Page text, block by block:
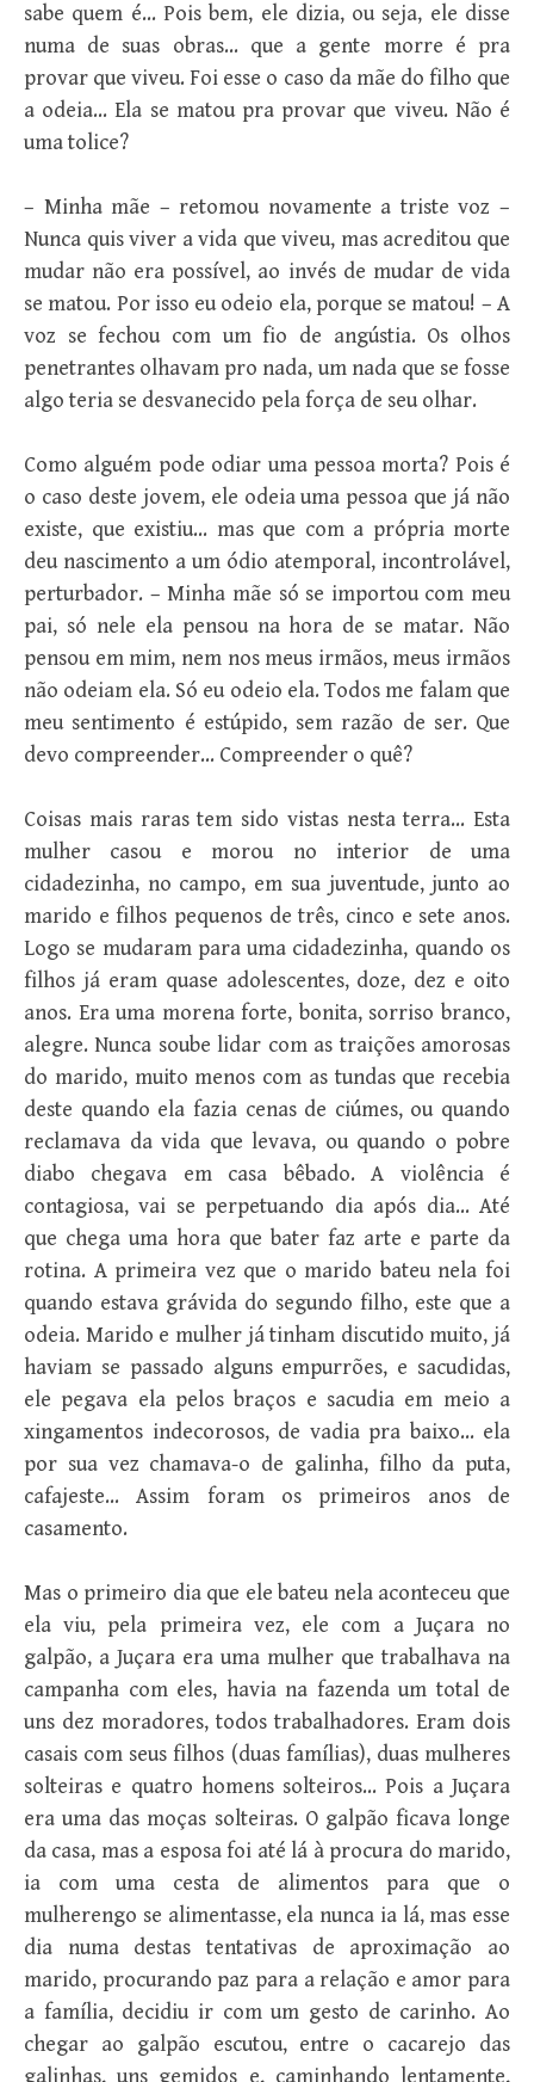
sabe quem é… Pois bem, ele dizia, ou seja, ele disse
numa de suas obras… que a gente morre é pra
provar que viveu. Foi esse o caso da mãe do filho que
a odeia… Ela se matou pra provar que viveu. Não é
uma tolice?
– Minha mãe – retomou novamente a triste voz –
Nunca quis viver a vida que viveu, mas acreditou que
mudar não era possível, ao invés de mudar de vida
se matou. Por isso eu odeio ela, porque se matou! – A
voz se fechou com um fio de angústia. Os olhos
penetrantes olhavam pro nada, um nada que se fosse
algo teria se desvanecido pela força de seu olhar.
Como alguém pode odiar uma pessoa morta? Pois é
o caso deste jovem, ele odeia uma pessoa que já não
existe, que existiu… mas que com a própria morte
deu nascimento a um ódio atemporal, incontrolável,
perturbador. – Minha mãe só se importou com meu
pai, só nele ela pensou na hora de se matar. Não
pensou em mim, nem nos meus irmãos, meus irmãos
não odeiam ela. Só eu odeio ela. Todos me falam que
meu sentimento é estúpido, sem razão de ser. Que
devo compreender… Compreender o quê?
Coisas mais raras tem sido vistas nesta terra… Esta
mulher casou e morou no interior de uma
cidadezinha, no campo, em sua juventude, junto ao
marido e filhos pequenos de três, cinco e sete anos.
Logo se mudaram para uma cidadezinha, quando os
filhos já eram quase adolescentes, doze, dez e oito
anos. Era uma morena forte, bonita, sorriso branco,
alegre. Nunca soube lidar com as traições amorosas
do marido, muito menos com as tundas que recebia
deste quando ela fazia cenas de ciúmes, ou quando
reclamava da vida que levava, ou quando o pobre
diabo chegava em casa bêbado. A violência é
contagiosa, vai se perpetuando dia após dia… Até
que chega uma hora que bater faz arte e parte da
rotina. A primeira vez que o marido bateu nela foi
quando estava grávida do segundo filho, este que a
odeia. Marido e mulher já tinham discutido muito, já
haviam se passado alguns empurrões, e sacudidas,
ele pegava ela pelos braços e sacudia em meio a
xingamentos indecorosos, de vadia pra baixo… ela
por sua vez chamava-o de galinha, filho da puta,
cafajeste… Assim foram os primeiros anos de
casamento.
Mas o primeiro dia que ele bateu nela aconteceu que
ela viu, pela primeira vez, ele com a Juçara no
galpão, a Juçara era uma mulher que trabalhava na
campanha com eles, havia na fazenda um total de
uns dez moradores, todos trabalhadores. Eram dois
casais com seus filhos (duas famílias), duas mulheres
solteiras e quatro homens solteiros… Pois a Juçara
era uma das moças solteiras. O galpão ficava longe
da casa, mas a esposa foi até lá à procura do marido,
ia com uma cesta de alimentos para que o
mulherengo se alimentasse, ela nunca ia lá, mas esse
dia numa destas tentativas de aproximação ao
marido, procurando paz para a relação e amor para
a família, decidiu ir com um gesto de carinho. Ao
chegar ao galpão escutou, entre o cacarejo das